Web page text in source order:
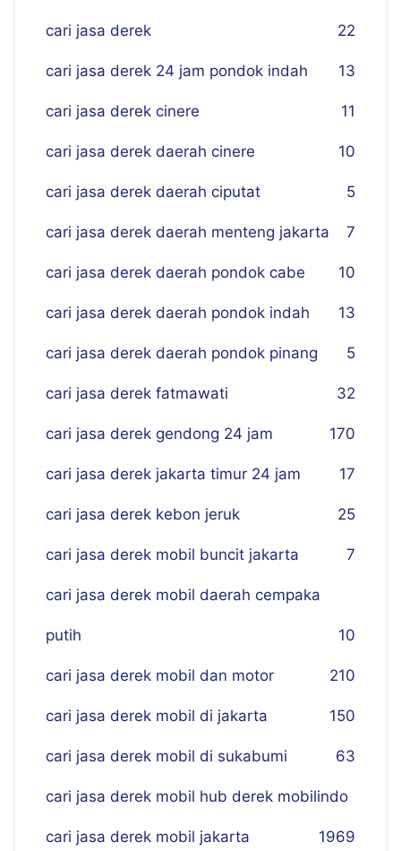
cari jasa derek 22
cari jasa derek 24 jam pondok indah 13
cari jasa derek cinere 11
cari jasa derek daerah cinere 10
cari jasa derek daerah ciputat 5
cari jasa derek daerah menteng jakarta 7
cari jasa derek daerah pondok cabe 10
cari jasa derek daerah pondok indah 13
cari jasa derek daerah pondok pinang 5
cari jasa derek fatmawati 32
cari jasa derek gendong 24 jam 170
cari jasa derek jakarta timur 24 jam 17
cari jasa derek kebon jeruk 25
cari jasa derek mobil buncit jakarta 7
cari jasa derek mobil daerah cempaka
putih 10
cari jasa derek mobil dan motor 210
cari jasa derek mobil di jakarta 150
cari jasa derek mobil di sukabumi 63
cari jasa derek mobil hub derek mobilindo
69
cari jasa derek mobil jakarta 19